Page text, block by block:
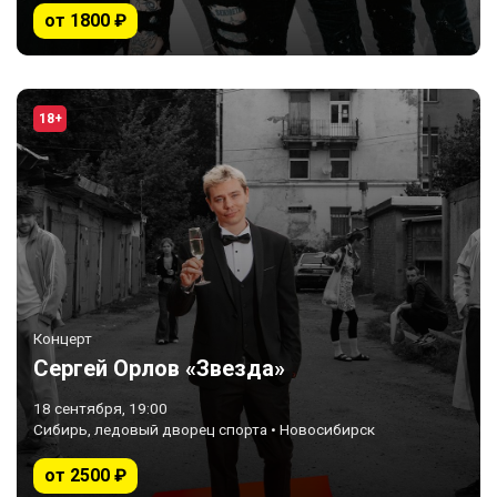
от 1800 ₽
18+
Концерт
Сергей Орлов «Звезда»
18 сентября, 19:00
Сибирь, ледовый дворец спорта • Новосибирск
от 2500 ₽